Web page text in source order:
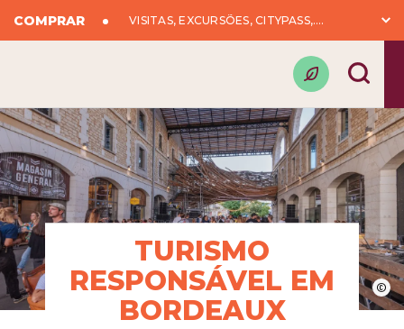
COMPRAR VISITAS, EXCURSÕES, CITYPASS,….
©
TURISMO
RESPONSÁVEL EM
BORDEAUX